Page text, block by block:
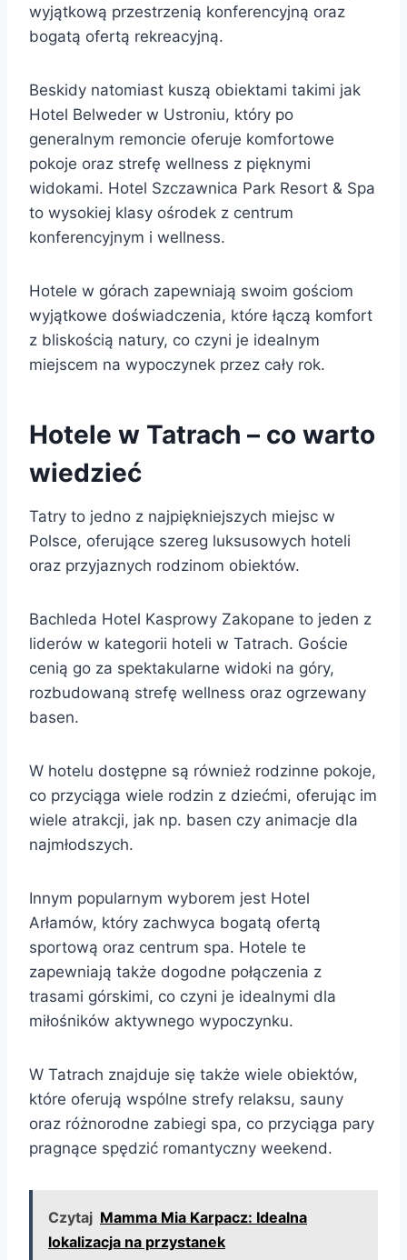
wyjątkową przestrzenią konferencyjną oraz
bogatą ofertą rekreacyjną.
Beskidy natomiast kuszą obiektami takimi jak
Hotel Belweder w Ustroniu, który po
generalnym remoncie oferuje komfortowe
pokoje oraz strefę wellness z pięknymi
widokami. Hotel Szczawnica Park Resort & Spa
to wysokiej klasy ośrodek z centrum
konferencyjnym i wellness.
Hotele w górach zapewniają swoim gościom
wyjątkowe doświadczenia, które łączą komfort
z bliskością natury, co czyni je idealnym
miejscem na wypoczynek przez cały rok.
Hotele w Tatrach – co warto
wiedzieć
Tatry to jedno z najpiękniejszych miejsc w
Polsce, oferujące szereg luksusowych hoteli
oraz przyjaznych rodzinom obiektów.
Bachleda Hotel Kasprowy Zakopane to jeden z
liderów w kategorii hoteli w Tatrach. Goście
cenią go za spektakularne widoki na góry,
rozbudowaną strefę wellness oraz ogrzewany
basen.
W hotelu dostępne są również rodzinne pokoje,
co przyciąga wiele rodzin z dziećmi, oferując im
wiele atrakcji, jak np. basen czy animacje dla
najmłodszych.
Innym popularnym wyborem jest Hotel
Arłamów, który zachwyca bogatą ofertą
sportową oraz centrum spa. Hotele te
zapewniają także dogodne połączenia z
trasami górskimi, co czyni je idealnymi dla
miłośników aktywnego wypoczynku.
W Tatrach znajduje się także wiele obiektów,
które oferują wspólne strefy relaksu, sauny
oraz różnorodne zabiegi spa, co przyciąga pary
pragnące spędzić romantyczny weekend.
Czytaj Mamma Mia Karpacz: Idealna
lokalizacja na przystanek